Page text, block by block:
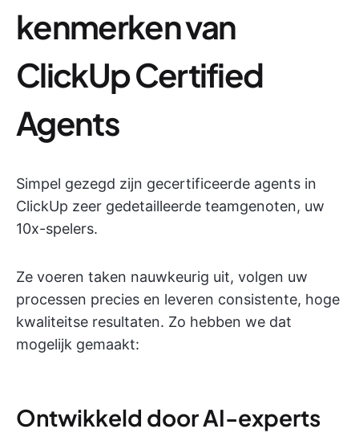
kenmerken van
ClickUp Certified
Agents
Simpel gezegd zijn gecertificeerde agents in
ClickUp zeer gedetailleerde teamgenoten, uw
10x-spelers.
Ze voeren taken nauwkeurig uit, volgen uw
processen precies en leveren consistente, hoge
kwaliteitse resultaten. Zo hebben we dat
mogelijk gemaakt:
Ontwikkeld door AI-experts